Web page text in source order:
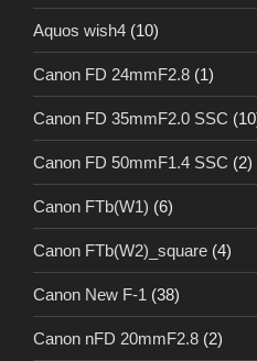
Aquos wish4 (10)
Canon FD 24mmF2.8 (1)
Canon FD 35mmF2.0 SSC
Canon FD 50mmF1.4 SSC (2)
Canon FTb(W1) (6)
Canon FTb(W2)_square (4)
Canon New F-1 (38)
Canon nFD 20mmF2.8 (2)